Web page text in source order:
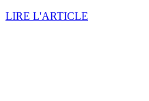
LIRE L'ARTICLE